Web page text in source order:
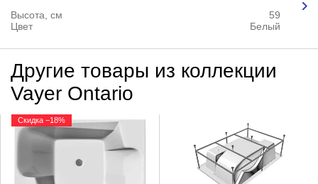
Высота, см
59
Цвет
Белый
Другие товары из коллекции
Vayer Ontario
Скидка −18%